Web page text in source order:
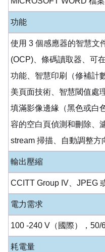
功能
使用 3 個感應器的智慧文
(OCP)、條碼讀取器、可
功能、智慧印刷（修補計
美頁面技術、智慧閾值處
填滿影像邊緣（黑色或白
容的空白頁偵測和刪除、
stream 掃描、自動調整
輸出壓縮
CCITT Group IV、JPEG
電力需求
100 -240 V（國際），50/
耗電量